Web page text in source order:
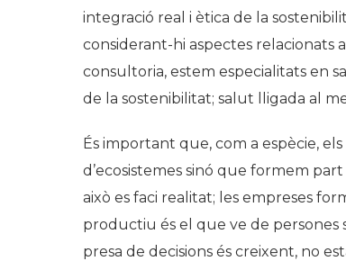
integració real i ètica de la
considerant-hi aspectes relacionats
consultoria, estem especialitats en
de la sostenibilitat; salut lligada al
És important que, com a espècie,
d’ecosistemes sinó que formem
això es faci realitat; les empreses
productiu és el que ve de persones
presa de decisions és creixent, no